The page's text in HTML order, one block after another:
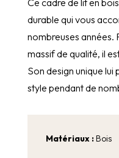
Ce cadre de lit en
durable qui vous
nombreuses années.
massif de qualité, il
Son design unique
style pendant de
Matériaux : Bois